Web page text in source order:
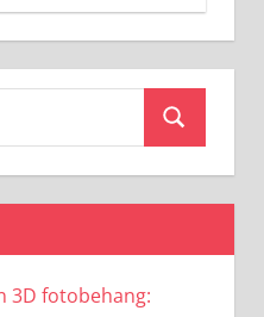
Zoeken
3D fotobehang: